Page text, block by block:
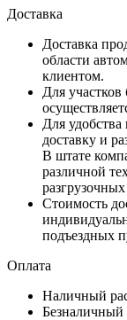
Доставка
Доставка
области
клиентом.
Для участков
Для
доставку и
В штате
различной
Стоимость
подъездных
Оплата
Наличный
Безналичный